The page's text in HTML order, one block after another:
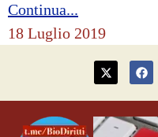
Continua...
18 Luglio 2019